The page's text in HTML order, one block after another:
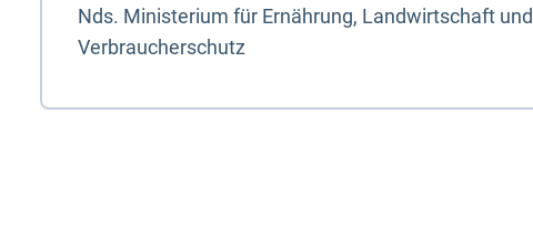
Nds. Ministerium für Ernährung, Landwirtschaft und
Verbraucherschutz